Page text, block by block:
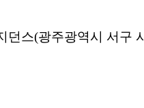
던스(광주광역시 서구